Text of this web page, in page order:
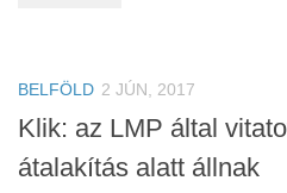
BELFÖLD 2 JÚN, 2017
Klik: az LMP által
átalakítás alatt állnak